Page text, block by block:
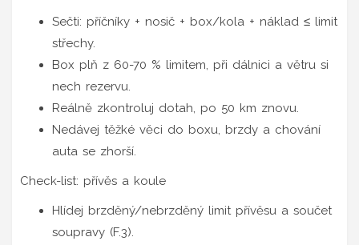
Sečti: příčníky + nosič + box/kola + náklad ≤ limit
střechy.
Box plň z 60-70 % limitem, při dálnici a větru si
nech rezervu.
Reálně zkontroluj dotah, po 50 km znovu.
Nedávej těžké věci do boxu, brzdy a chování
auta se zhorší.
Check-list: přívěs a koule
Hlídej brzděný/nebrzděný limit přívěsu a součet
soupravy (F.3).